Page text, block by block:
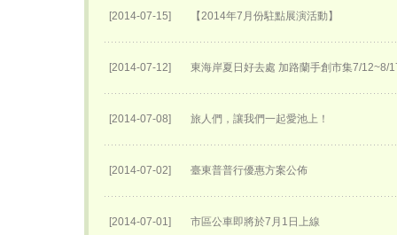
[2014-07-15] 【2014年7月份駐點展演活動】
[2014-07-12] 東海岸夏日好去處 加路蘭手創市集7/12~8/
[2014-07-08] 旅人們，讓我們一起愛池上！
[2014-07-02] 臺東普普行優惠方案公佈
[2014-07-01] 市區公車即將於7月1日上線